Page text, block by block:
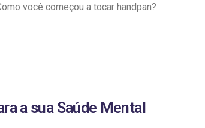
você começou a tocar handpan?
a sua Saúde Mental